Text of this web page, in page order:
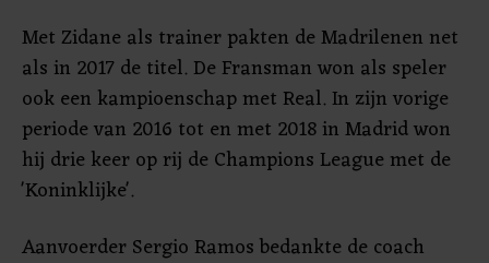
Met Zidane als trainer pakten de Madrilenen net
als in 2017 de titel. De Fransman won als speler
ook een kampioenschap met Real. In zijn vorige
periode van 2016 tot en met 2018 in Madrid won
hij drie keer op rij de Champions League met de
'Koninklijke'.
Aanvoerder Sergio Ramos bedankte de coach